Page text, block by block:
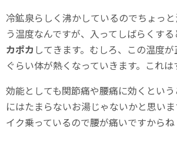
冷鉱泉らしく沸かしているのでちょっ
う温度なんですが、入ってしばらくする
カポカ してきます。むしろ、この温度
ぐらい体が熱くなっていきます。これ
効能としても関節痛や腰痛に効くとい
にはたまらないお湯じゃないかと思い
イク乗っているので腰が痛いですからね